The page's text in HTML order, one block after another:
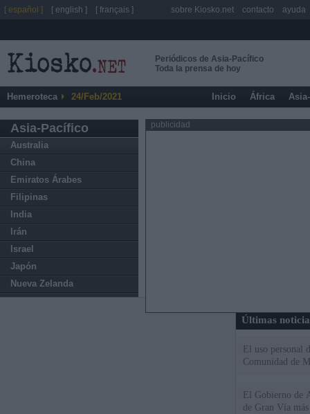
Periódicos de Asia-Pacífico
Toda la prensa de hoy
Hemeroteca 24/Feb/2021 Inicio África
Asia-Pacífico
Australia
China
Emiratos Árabes
Filipinas
India
Irán
Israel
Japón
Nueva Zelanda
publicidad
Últimas
El uso personal
Comunidad de
El Gobierno de
de Gran Vía
[ español ] [ english ] [ français ] sobre Kiosko.net contacto ayuda